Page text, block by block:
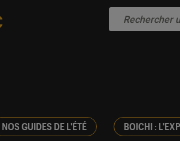
NOS GUIDES DE L'ÉTÉ BOICHI :